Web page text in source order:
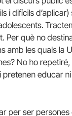
i difícils
Per què no
amb les quals la
No ho
pretenen educar
per ser